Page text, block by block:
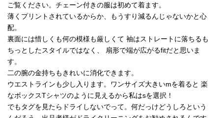
ご覧ください。チェーン付きの服は初めて着ます。
薄くプリントされているからか、もうすり減るんじゃないかと心
配。
裏面には惜しくも何の模様も厳しくて 袖はストレートに落ちるも
ちっとしたスタイルではなく、 扇形で端が広がるfitだと思いま
す。
二の腕の金持ちもきれいに消化できます。
ウエストラインも少し入ります。ワンサイズ大きいmを着ると 楽
なボックスTシャツのように見えるから私はsを選択！
でもタグを見たらドライしないでって。何だっけどうしろという